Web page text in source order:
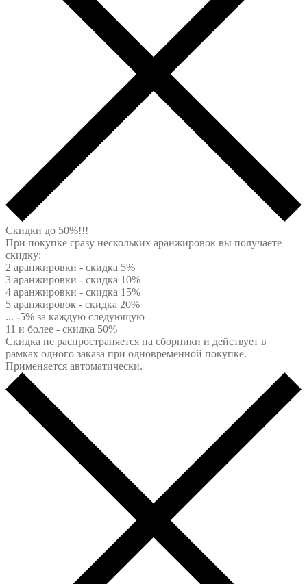
Скидки до 50%!!!
При покупке сразу нескольких аранжировок вы получаете
скидку:
2 аранжировки - скидка 5%
3 аранжировки - скидка 10%
4 аранжировки - скидка 15%
5 аранжировок - скидка 20%
... -5% за каждую следующую
11 и более - скидка 50%
Скидка не распространяется на сборники и действует в
рамках одного заказа при одновременной покупке.
Применяется автоматически.